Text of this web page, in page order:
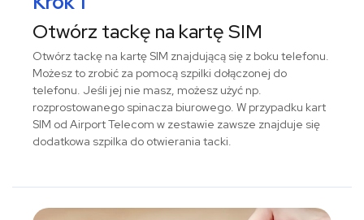
Otwórz tackę na kartę SIM
Otwórz tackę na kartę SIM znajdującą się z boku telefonu.
Możesz to zrobić za pomocą szpilki dołączonej do
telefonu. Jeśli jej nie masz, możesz użyć np.
rozprostowanego spinacza biurowego. W przypadku kart
SIM od Airport Telecom w zestawie zawsze znajduje się
dodatkowa szpilka do otwierania tacki.